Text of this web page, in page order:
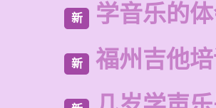
新 学音乐的
新 福州吉他